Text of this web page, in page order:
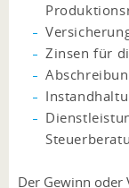
Zinsen für
Der Gewinn